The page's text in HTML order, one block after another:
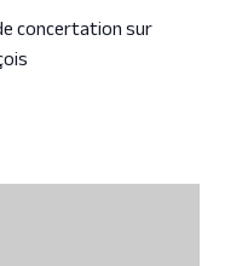
concertation sur